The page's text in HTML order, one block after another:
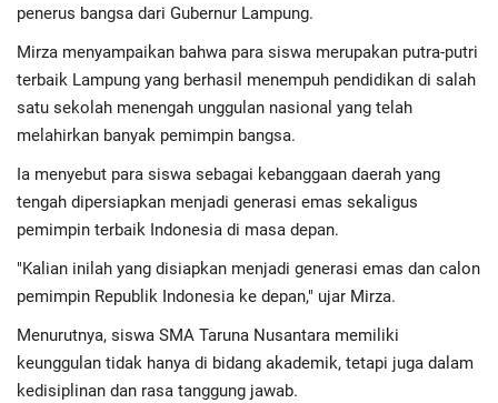
Politik
Hukum & Kriminal
Internasional
Advertorial
Monologis TV
Kopilogis
penerus bangsa dari Gubernur Lampung.
Mirza menyampaikan bahwa para siswa merupakan putra-putri
terbaik Lampung yang berhasil menempuh pendidikan di salah
satu sekolah menengah unggulan nasional yang telah
melahirkan banyak pemimpin bangsa.
Ia menyebut para siswa sebagai kebanggaan daerah yang
tengah dipersiapkan menjadi generasi emas sekaligus
pemimpin terbaik Indonesia di masa depan.
"Kalian inilah yang disiapkan menjadi generasi emas dan calon
pemimpin Republik Indonesia ke depan," ujar Mirza.
Menurutnya, siswa SMA Taruna Nusantara memiliki
keunggulan tidak hanya di bidang akademik, tetapi juga dalam
kedisiplinan dan rasa tanggung jawab.